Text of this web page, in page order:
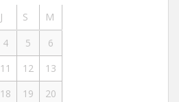
J S
M
4 5
6
11 12
13
18 19
20